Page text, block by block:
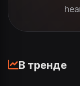
В тренде